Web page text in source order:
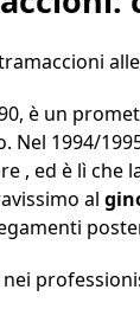
è un
Nel 1994/
, ed è lì che
al